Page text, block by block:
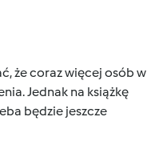
że coraz więcej osób w
Jednak na książkę
będzie jeszcze